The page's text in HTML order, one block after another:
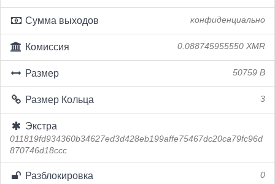
Сумма выходов конфиденциально
Комиссия 0.088745955550 XMR
Размер 50759 B
Размер Кольца 3
Экстра
011819fd934360b34627ed3d428eb199affe75467dc20ca79fc96d
870746d18ccc
Разблокировка 0